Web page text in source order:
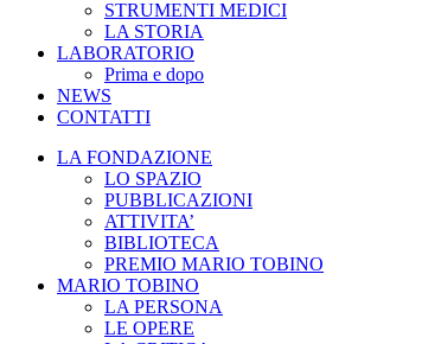
STRUMENTI MEDICI
LA STORIA
LABORATORIO
Prima e dopo
NEWS
CONTATTI
LA FONDAZIONE
LO SPAZIO
PUBBLICAZIONI
ATTIVITA’
BIBLIOTECA
PREMIO MARIO TOBINO
MARIO TOBINO
LA PERSONA
LE OPERE